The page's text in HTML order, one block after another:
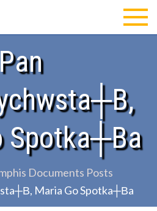
św Diecezji
Praskiej
Pan
Spotka┼Вa
Documents Posts
Maria Go Spotka┼Вa